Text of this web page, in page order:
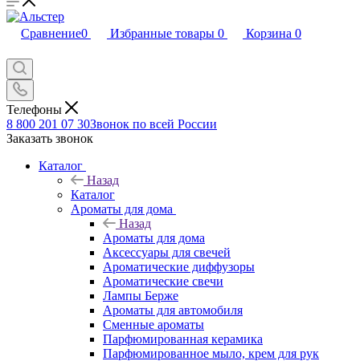
Сравнение0 Избранные товары 0 Корзина 0
Телефоны
8 800 201 07 30Звонок по всей России
Заказать звонок
Каталог
Назад
Каталог
Ароматы для дома
Назад
Ароматы для дома
Аксессуары для свечей
Ароматические диффузоры
Ароматические свечи
Лампы Берже
Ароматы для автомобиля
Сменные ароматы
Парфюмированная керамика
Парфюмированное мыло, крем для рук